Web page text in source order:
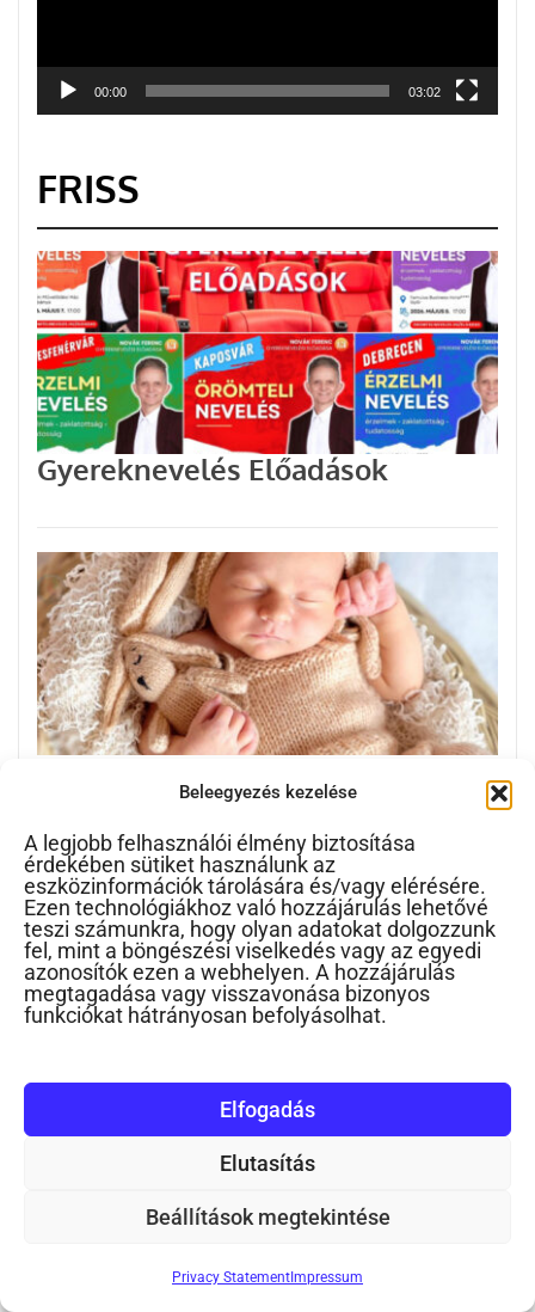
Beleegyezés kezelése
A legjobb felhasználói élmény biztosítása
érdekében sütiket használunk az
eszközinformációk tárolására és/vagy elérésére.
Ezen technológiákhoz való hozzájárulás lehetővé
teszi számunkra, hogy olyan adatokat dolgozzunk
fel, mint a böngészési viselkedés vagy az egyedi
azonosítók ezen a webhelyen. A hozzájárulás
megtagadása vagy visszavonása bizonyos
funkciókat hátrányosan befolyásolhat.
Elfogadás
Elutasítás
Beállítások megtekintése
Privacy Statement Impressum
00:00 03:02
FRISS
Gyereknevelés Előadások